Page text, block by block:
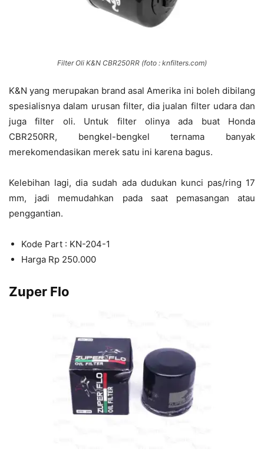
Filter Oli K&N CBR250RR (foto : knfilters.com)
K&N yang merupakan brand asal Amerika ini boleh dibilang
spesialisnya dalam urusan filter, dia jualan filter udara dan
juga filter oli. Untuk filter olinya ada buat Honda
CBR250RR, bengkel-bengkel ternama banyak
merekomendasikan merek satu ini karena bagus.
Kelebihan lagi, dia sudah ada dudukan kunci pas/ring 17
mm, jadi memudahkan pada saat pemasangan atau
penggantian.
Kode Part : KN-204-1
Harga Rp 250.000
Zuper Flo